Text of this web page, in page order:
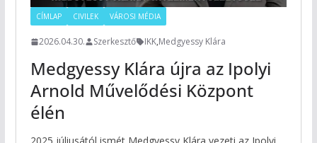
CÍMLAP CIVILEK VÁROSI MÉDIA
2026.04.30. Szerkesztő IKK,Medgyessy Klára
Medgyessy Klára újra az Ipolyi
Arnold Művelődési Központ
élén